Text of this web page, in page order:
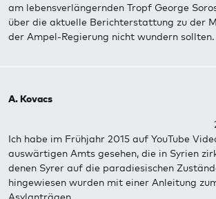
am lebensverlängernden Tropf George
über die aktuelle Berichterstattung zu der
der Ampel-Regierung nicht wundern sollten.
A. Kovacs
Ich habe im Frühjahr 2015 auf YouTube
auswärtigen Amts gesehen, die in Syrien
denen Syrer auf die paradiesischen
hingewiesen wurden mit einer Anleitung